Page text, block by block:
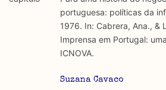
Limitações
A lista procura incluir as publicações
a algumas das publicações que
discurso e uso da liberdade de
uma censura que é omnipresente,
constitutiva do próprio acto de fala.
Regulatória e Constitutiva : são
portuguesa: políticas da
1976. In: Cabrera, Ana., &
Imprensa em Portugal:
ICNOVA.
Suzana Cavaco